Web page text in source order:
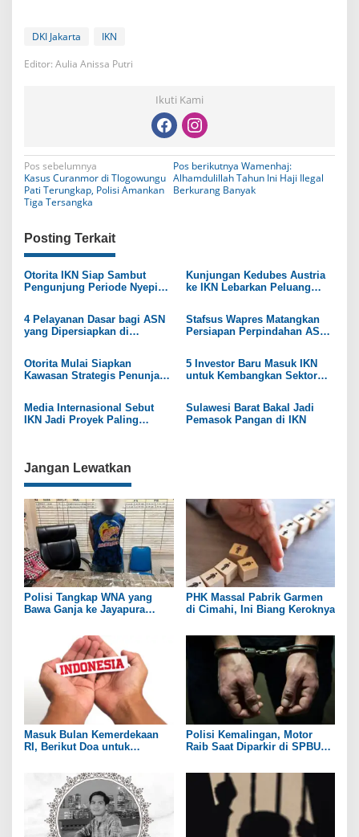
DKI Jakarta
IKN
Editor: Aulia Anissa Putri
Ikuti Kami
N
a
v
i
g
a
i
o
Pos sebelumnya
Kasus Curanmor di Tlogowungu
Pati Terungkap, Polisi Amankan
Tiga Tersangka
Pos berikutnya Wamenhaj:
Alhamdulillah Tahun Ini Haji Ilegal
Berkurang Banyak
Posting Terkait
Otorita IKN Siap Sambut
Pengunjung Periode Nyepi
Kunjungan Kedubes Austria
ke IKN Lebarkan Peluang
4 Pelayanan Dasar bagi ASN
yang Dipersiapkan di
Stafsus Wapres Matangkan
Persiapan Perpindahan ASN
Otorita Mulai Siapkan
Kawasan Strategis Penunjang
5 Investor Baru Masuk IKN
untuk Kembangkan Sektor
Media Internasional Sebut
IKN Jadi Proyek Paling
Sulawesi Barat Bakal Jadi
Pemasok Pangan di IKN
Jangan Lewatkan
Polisi Tangkap WNA yang
Bawa Ganja ke Jayapura
PHK Massal Pabrik Garmen
di Cimahi, Ini Biang Keroknya
Masuk Bulan Kemerdekaan
RI, Berikut Doa untuk
Polisi Kemalingan, Motor
Raib Saat Diparkir di SPBU